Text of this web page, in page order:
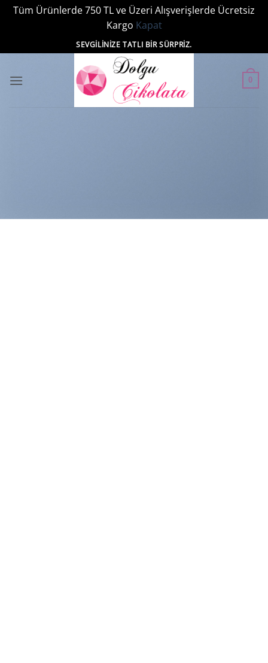
Tüm Ürünlerde 750 TL ve Üzeri Alışverişlerde Ücretsiz
Kargo Kapat
atla
SEVGILINIZE TATLI BIR SÜRPRIZ.
0